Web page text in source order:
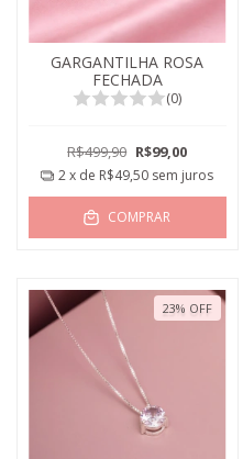
GARGANTILHA ROSA
FECHADA
(0)
R$499,90 R$99,00
2x de R$49,50 sem juros
COMPRAR
23% OFF